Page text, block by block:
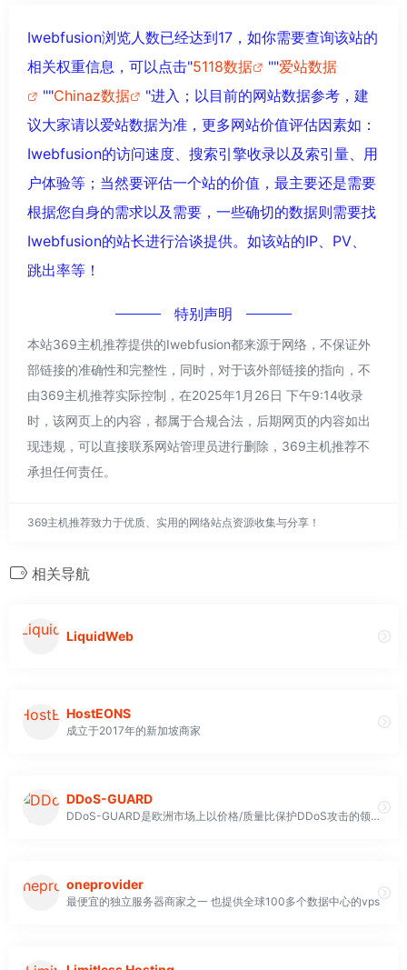
Iwebfusion浏览人数已经达到17，如你需要查询该站的
相关权重信息，可以点击"5118数据 ""爱站数据
""Chinaz数据
"进入；以目前的网站数据参考，建
议大家请以爱站数据为准，更多网站价值评估因素如：
Iwebfusion的访问速度、搜索引擎收录以及索引量、用
户体验等；当然要评估一个站的价值，最主要还是需要
根据您自身的需求以及需要，一些确切的数据则需要找
Iwebfusion的站长进行洽谈提供。如该站的IP、PV、
跳出率等！
特别声明
本站369主机推荐提供的Iwebfusion都来源于网络，不保证外
部链接的准确性和完整性，同时，对于该外部链接的指向，不
由369主机推荐实际控制，在2025年1月26日 下午9:14收录
时，该网页上的内容，都属于合规合法，后期网页的内容如出
现违规，可以直接联系网站管理员进行删除，369主机推荐不
承担任何责任。
369主机推荐致力于优质、实用的网络站点资源收集与分享！
相关导航
LiquidWeb
HostEONS
成立于2017年的新加坡商家
DDoS-GUARD
DDoS-GUARD是欧洲市场上以价格/质量比保护DDoS攻击的领先公司之一
oneprovider
最便宜的独立服务器商家之一 也提供全球100多个数据中心的vps